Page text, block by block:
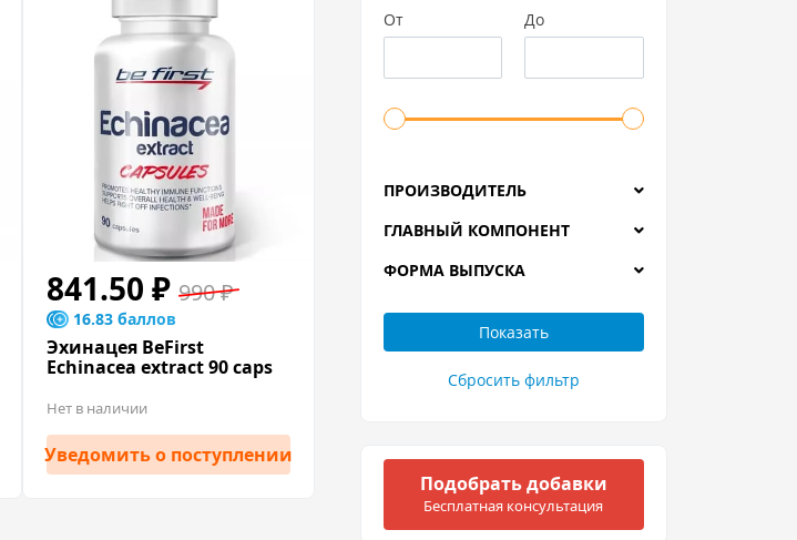
От
До
ПРОИЗВОДИТЕЛЬ
ГЛАВНЫЙ КОМПОНЕНТ
ФОРМА ВЫПУСКА
Подобрать добавки
Бесплатная консультация
841.50 ₽990 ₽
16.83 баллов
Эхинацея BeFirst
Echinacea extract 90 caps
Нет в наличии
Уведомитьо поступлении